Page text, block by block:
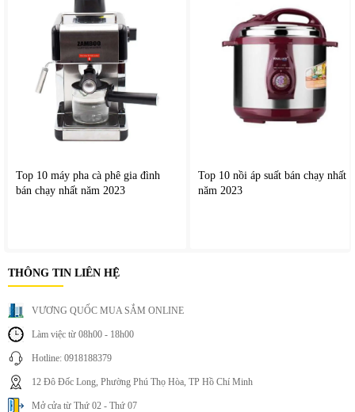
Top 10 máy pha cà phê gia đình
bán chạy nhất năm 2023
Top 10 nồi áp suất bán chạy nhất
năm 2023
THÔNG TIN LIÊN HỆ
VƯƠNG QUỐC MUA SẮM ONLINE
Làm việc từ 08h00 - 18h00
Hotline: 0918188379
12 Đô Đốc Long, Phường Phú Thọ Hòa, TP Hồ Chí Minh
Mở cửa từ Thứ 02 - Thứ 07